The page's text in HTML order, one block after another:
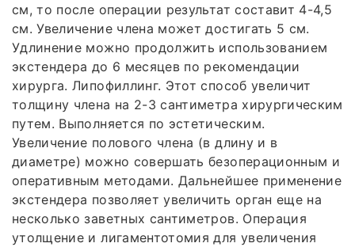
см, то после операции результат составит 4-4,5
см. Увеличение члена может достигать 5 см.
Удлинение можно продолжить использованием
экстендера до 6 месяцев по рекомендации
хирурга. Липофиллинг. Этот способ увеличит
толщину члена на 2-3 сантиметра хирургическим
путем. Выполняется по эстетическим.
Увеличение полового члена (в длину и в
диаметре) можно совершать безоперационным и
оперативным методами. Дальнейшее применение
экстендера позволяет увеличить орган еще на
несколько заветных сантиметров. Операция
утолщение и лигаментотомия для увеличения